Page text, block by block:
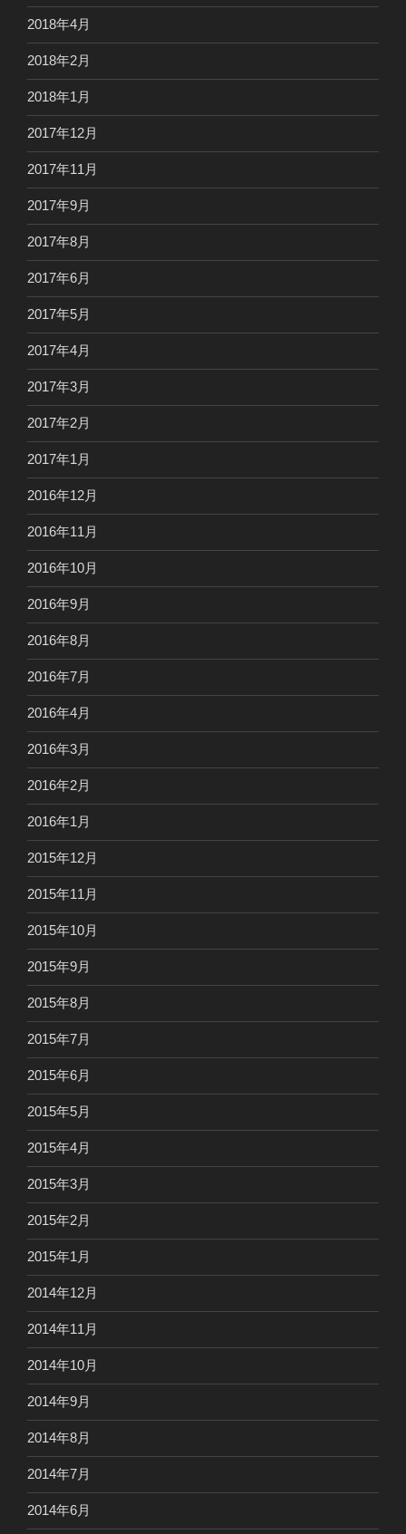
2018年4月
2018年2月
2018年1月
2017年12月
2017年11月
2017年9月
2017年8月
2017年6月
2017年5月
2017年4月
2017年3月
2017年2月
2017年1月
2016年12月
2016年11月
2016年10月
2016年9月
2016年8月
2016年7月
2016年4月
2016年3月
2016年2月
2016年1月
2015年12月
2015年11月
2015年10月
2015年9月
2015年8月
2015年7月
2015年6月
2015年5月
2015年4月
2015年3月
2015年2月
2015年1月
2014年12月
2014年11月
2014年10月
2014年9月
2014年8月
2014年7月
2014年6月